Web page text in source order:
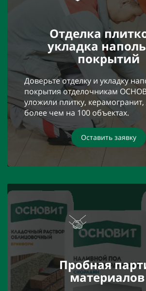
Отделка
укладка
покрытий
Доверьте отделку и укладку
покрытия отделочникам
уложили плитку,
более чем на 100 объектах.
Оставить заявку
Пробная
материалов